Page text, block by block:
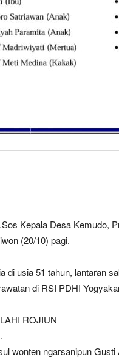
Kepala Desa Kemudo,
(20/10) pagi.
di usia 51 tahun, lantaran
di RSI PDHI
ROJIUN
wonten ngarsanipun Gusti